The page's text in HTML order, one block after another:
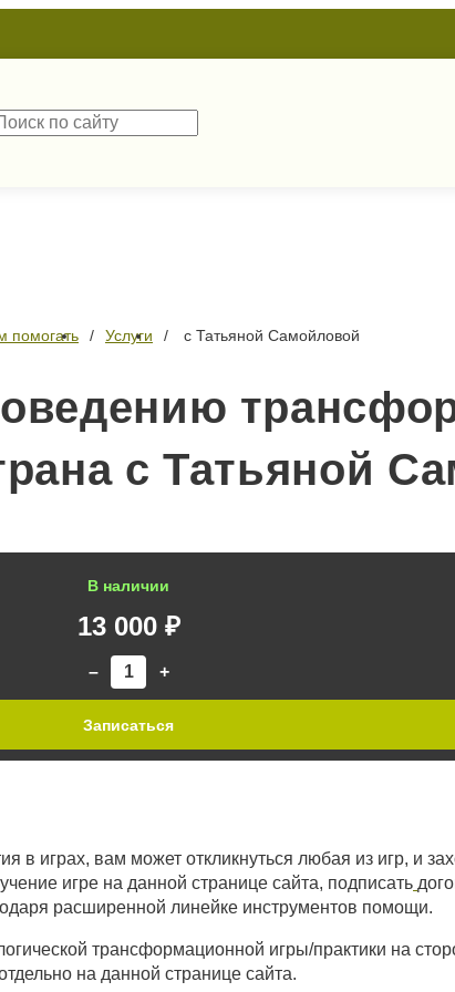
помогать Услуги с Татьяной Самойловой
с Татьяной
В наличии
13 000 ₽
– +
Записаться
в играх, вам может откликнуться любая из игр, и
игре на данной странице сайта, подписать
расширенной линейке инструментов помощи.
трансформационной игры/практики на
на данной странице сайта.